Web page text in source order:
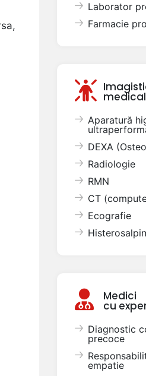
Laborator
Farmacie
Aparatură
DEXA
Radiologie
RMN
CT
Ecografie
Medici
cu
Diagnostic
precoce
empatie